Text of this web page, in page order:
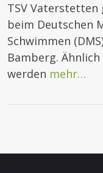
TSV Vaterstetten
beim Deutschen
Schwimmen
Bamberg.
werden mehr…